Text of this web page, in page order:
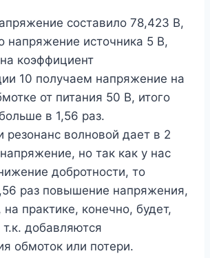
составило 78,423 В,
напряжение источника 5 В,
коэффициент
10 получаем напряжение на
от питания 50 В, итого
в 1,56 раз.
резонанс волновой дает в 2
но так как у нас
добротности, то
раз повышение напряжения,
на практике, конечно, будет,
добавляются
обмоток или потери.